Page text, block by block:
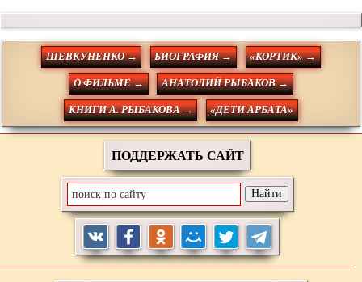
ШЕВКУНЕНКО → БИОГРАФИЯ → «КОРТИК» →
О ФИЛЬМЕ → АНАТОЛИЙ РЫБАКОВ →
КНИГИ А. РЫБАКОВА → «ДЕТИ АРБАТА»
ПОДДЕРЖАТЬ САЙТ